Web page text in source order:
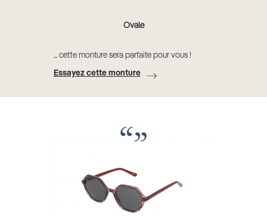
Ovale
... cette monture sera parfaite pour vous !
Essayez cette monture